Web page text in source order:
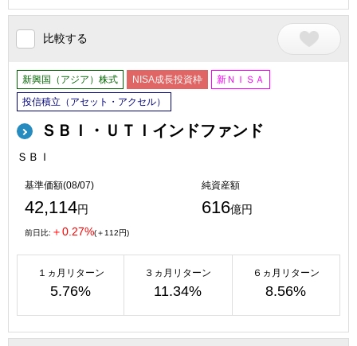
比較する
新興国（アジア）株式 NISA成長投資枠
新ＮＩＳＡ
投信積立（アセット・アクセル）
ＳＢＩ・ＵＴＩインドファンド
ＳＢＩ
基準価額(08/07)
42,114円
純資産額
616億円
前日比: ＋0.27%(＋112円)
１ヵ月リターン
5.76%
３ヵ月リターン
11.34%
６ヵ月リターン
8.56%